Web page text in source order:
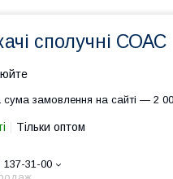
сполучні СОАС
сума замовлення на сайті — 2
Тільки оптом
137-31-00